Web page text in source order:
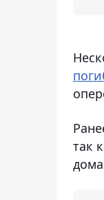
так